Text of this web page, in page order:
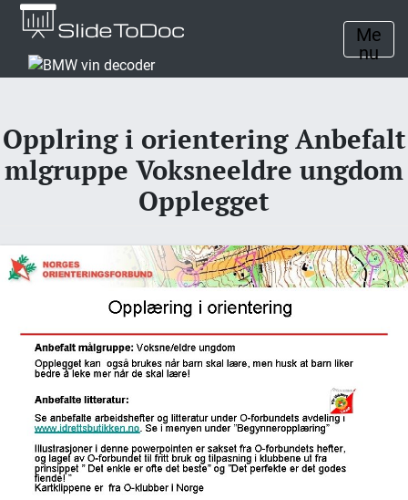
Me
nu
Opplring i orientering Anbefalt
mlgruppe Voksneeldre ungdom
Opplegget